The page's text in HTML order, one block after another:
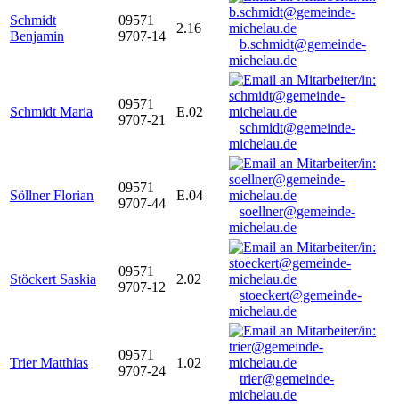
Schmidt
Benjamin
09571
9707-14
2.16
b.schmidt@gemeinde-
michelau.de
Schmidt Maria
09571
9707-21
E.02
schmidt@gemeinde-
michelau.de
Söllner Florian
09571
9707-44
E.04
soellner@gemeinde-
michelau.de
Stöckert Saskia
09571
9707-12
2.02
stoeckert@gemeinde-
michelau.de
Trier Matthias
09571
9707-24
1.02
trier@gemeinde-
michelau.de